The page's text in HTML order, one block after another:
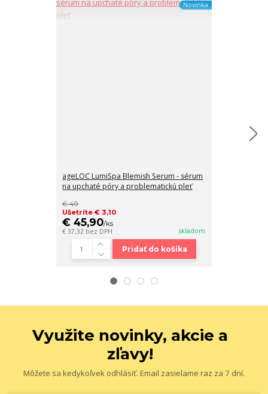
Novinka
ageLOC LumiSpa Blemish Serum - sérum
na upchaté póry a problematickú pleť
€ 49
Ušetríte € 3,10
€ 45,90/ks
€ 37,32 bez DPH skladom
Pridať do košíka
Využite novinky, akcie a
zľavy!
Môžete sa kedykoľvek odhlásiť. Email zasielame raz za 7 dní.